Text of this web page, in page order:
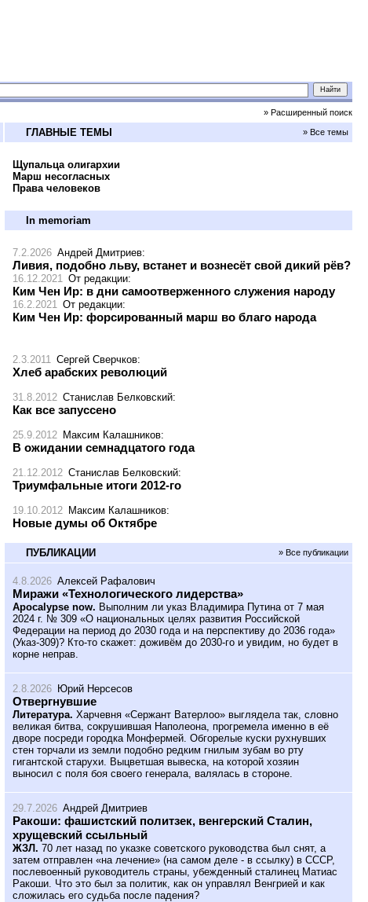
» Расширенный поиск
ГЛАВНЫЕ ТЕМЫ » Все темы
Щупальца олигархии
Марш несогласных
Права человеков
In memoriam
7.2.2026 Андрей Дмитриев:
Ливия, подобно льву, встанет и вознесёт свой дикий рёв?
16.12.2021 От редакции:
Ким Чен Ир: в дни самоотверженного служения народу
16.2.2021 От редакции:
Ким Чен Ир: форсированный марш во благо народа
2.3.2011 Сергей Сверчков:
Хлеб арабских революций
31.8.2012 Станислав Белковский:
Как все запуссено
25.9.2012 Максим Калашников:
В ожидании семнадцатого года
21.12.2012 Станислав Белковский:
Триумфальные итоги 2012-го
19.10.2012 Максим Калашников:
Новые думы об Октябре
ПУБЛИКАЦИИ » Все публикации
4.8.2026 Алексей Рафалович
Миражи «Технологического лидерства»
Apocalypse now. Выполним ли указ Владимира Путина от 7 мая
2024 г. № 309 «О национальных целях развития Российской
Федерации на период до 2030 года и на перспективу до 2036 года»
(Указ-309)? Кто-то скажет: доживём до 2030-го и увидим, но будет в
корне неправ.
2.8.2026 Юрий Нерсесов
Отвергнувшие
Литература. Харчевня «Сержант Ватерлоо» выглядела так, словно
великая битва, сокрушившая Наполеона, прогремела именно в её
дворе посреди городка Монфермей. Обгорелые куски рухнувших
стен торчали из земли подобно редким гнилым зубам во рту
гигантской старухи. Выцветшая вывеска, на которой хозяин
выносил с поля боя своего генерала, валялась в стороне.
29.7.2026 Андрей Дмитриев
Ракоши: фашистский политзек, венгерский Сталин,
хрущевский ссыльный
ЖЗЛ. 70 лет назад по указке советского руководства был снят, а
затем отправлен «на лечение» (на самом деле - в ссылку) в СССР,
послевоенный руководитель страны, убежденный сталинец Матиас
Ракоши. Что это был за политик, как он управлял Венгрией и как
сложилась его судьба после падения?